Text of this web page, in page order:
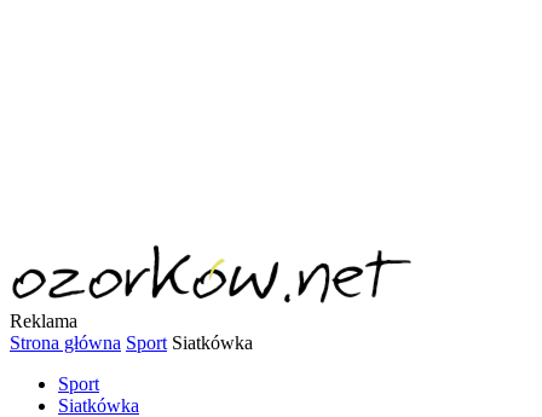
Reklama
Strona główna Sport Siatkówka
Sport
Siatkówka